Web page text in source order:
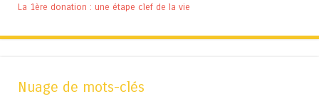
La 1ère donation : une étape clef de la vie
Nuage de mots-clés